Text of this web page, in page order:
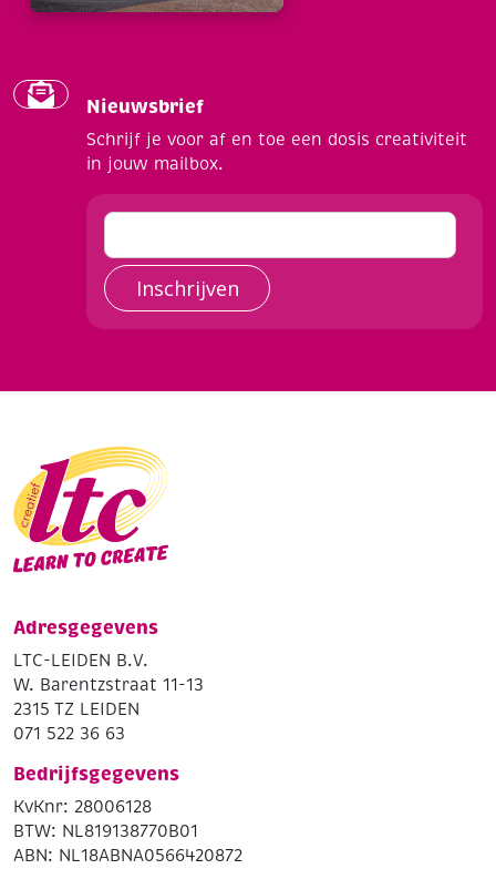
Nieuwsbrief
Schrijf je voor af en toe een dosis creativiteit
in jouw mailbox.
Inschrijven
Adresgegevens
LTC-LEIDEN B.V.
W. Barentzstraat 11-13
2315 TZ LEIDEN
071 522 36 63
Bedrijfsgegevens
KvKnr: 28006128
BTW: NL819138770B01
ABN: NL18ABNA0566420872